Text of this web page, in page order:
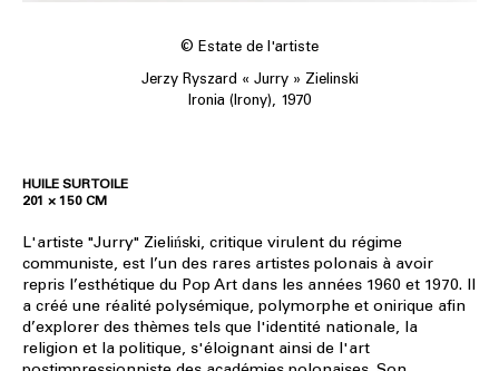
© Estate de l'artiste
Jerzy Ryszard « Jurry » Zielinski
Ironia (Irony), 1970
HUILE SUR TOILE
201 × 150 CM
L'artiste "Jurry" Zieliński, critique virulent du régime
communiste, est l’un des rares artistes polonais à avoir
repris l’esthétique du Pop Art dans les années 1960 et 1970. Il
a créé une réalité polysémique, polymorphe et onirique afin
d’explorer des thèmes tels que l'identité nationale, la
religion et la politique, s'éloignant ainsi de l'art